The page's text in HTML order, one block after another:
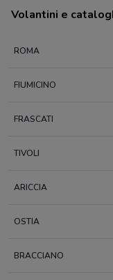
Volantini e
ROMA
FIUMICINO
FRASCATI
TIVOLI
ARICCIA
OSTIA
BRACCIANO